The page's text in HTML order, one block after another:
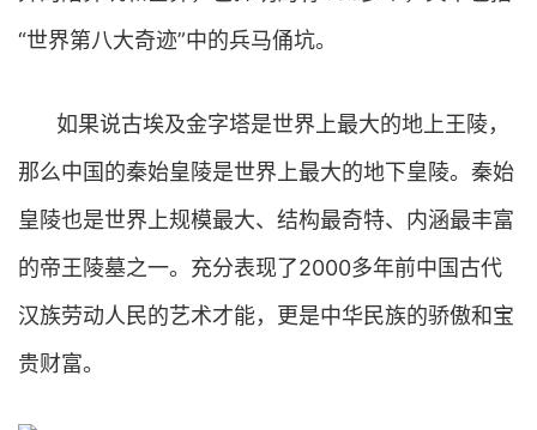
“世界第八大奇迹”中的兵马俑坑。
如果说古埃及金字塔是世界上最大的地上王陵，
那么中国的秦始皇陵是世界上最大的地下皇陵。秦始
皇陵也是世界上规模最大、结构最奇特、内涵最丰富
的帝王陵墓之一。充分表现了2000多年前中国古代
汉族劳动人民的艺术才能，更是中华民族的骄傲和宝
贵财富。